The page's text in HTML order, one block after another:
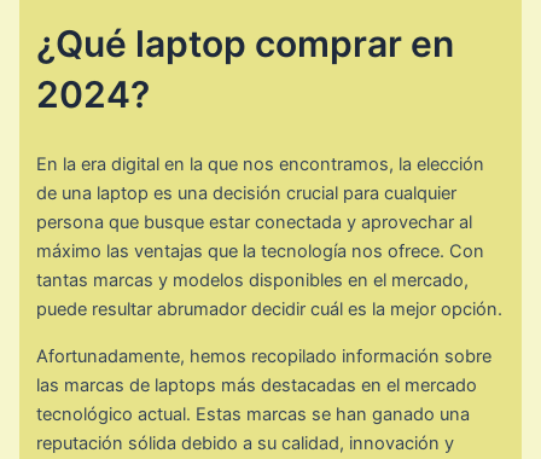
¿Qué laptop comprar en
2024?
En la era digital en la que nos encontramos, la elección
de una laptop es una decisión crucial para cualquier
persona que busque estar conectada y aprovechar al
máximo las ventajas que la tecnología nos ofrece. Con
tantas marcas y modelos disponibles en el mercado,
puede resultar abrumador decidir cuál es la mejor opción.
Afortunadamente, hemos recopilado información sobre
las marcas de laptops más destacadas en el mercado
tecnológico actual. Estas marcas se han ganado una
reputación sólida debido a su calidad, innovación y